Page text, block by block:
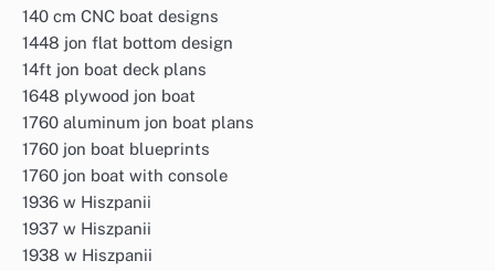
140 cm CNC boat designs
1448 jon flat bottom design
14ft jon boat deck plans
1648 plywood jon boat
1760 aluminum jon boat plans
1760 jon boat blueprints
1760 jon boat with console
1936 w Hiszpanii
1937 w Hiszpanii
1938 w Hiszpanii